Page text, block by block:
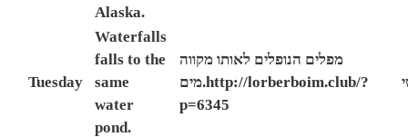
Alaska.
Tuesday
Waterfalls
falls to the
same
water
pond.
מפלים הנופלים לאותו מקווה
מים.http://lorberboim.club/?
p=6345